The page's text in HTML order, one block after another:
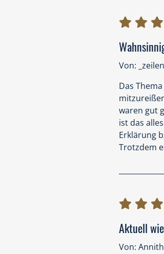
Von:
Das
waren gut
ist das
Erklärung
Trotzdem
Aktuell
Von: